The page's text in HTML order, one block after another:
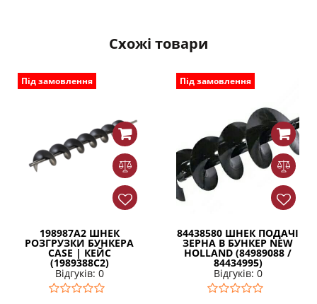
Схожі товари
Під замовлення
198987A2 ШНЕК
РОЗГРУЗКИ БУНКЕРА
CASE | КЕЙС
(1989388C2)
Відгуків: 0
Під замовлення
84438580 ШНЕК ПОДАЧІ
ЗЕРНА В БУНКЕР NEW
HOLLAND (84989088 /
84434995)
Відгуків: 0